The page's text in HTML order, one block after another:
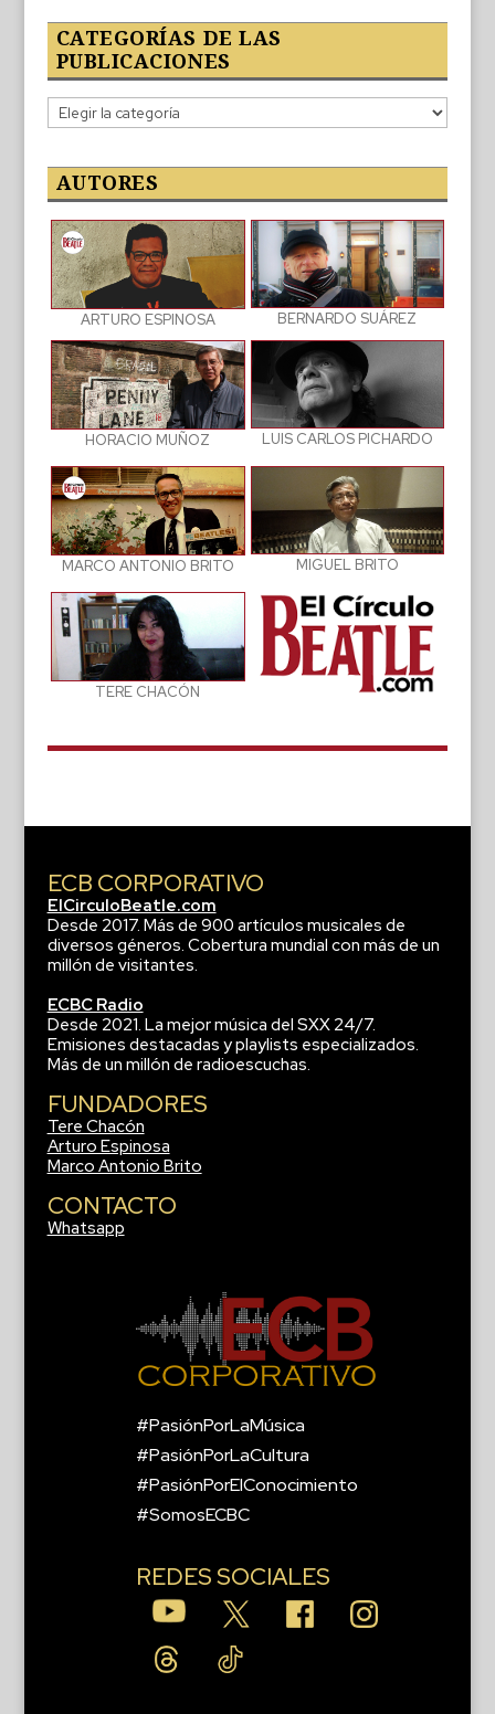
CATEGORÍAS DE LAS
PUBLICACIONES
Categorías
de
publicaciones
AUTORES
ARTURO ESPINOSA BERNARDO SUÁREZ
HORACIO MUÑOZ LUIS CARLOS PICHARDO
MARCO ANTONIO BRITO MIGUEL BRITO
TERE CHACÓN
ECB CORPORATIVO
ElCirculoBeatle.com
Desde 2017. Más de 900 artículos musicales de
diversos géneros. Cobertura mundial con más de un
millón de visitantes.
ECBC Radio
Desde 2021. La mejor música del SXX 24/7.
Emisiones destacadas y playlists especializados.
Más de un millón de radioescuchas.
FUNDADORES
Tere Chacón
Arturo Espinosa
Marco Antonio Brito
CONTACTO
Whatsapp
#PasiónPorLaMúsica
#PasiónPorLaCultura
#PasiónPorElConocimiento
#SomosECBC
REDES SOCIALES